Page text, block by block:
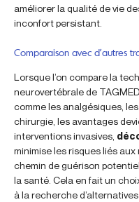
améliorer la qualité de vie
inconfort persistant.
Comparaison avec d’autres
Lorsque l’on compare la
neurovertébrale de
comme les analgésiques,
chirurgie, les avantages
interventions invasives,
minimise les risques liés
chemin de guérison
la santé. Cela en fait un
à la recherche